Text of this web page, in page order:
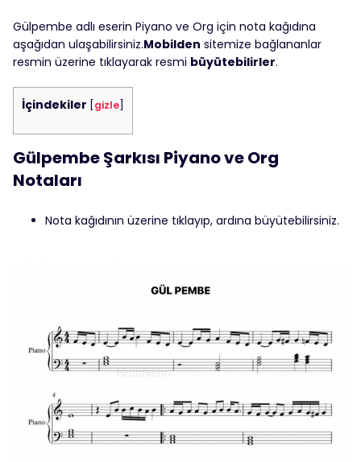
Gülpembe adlı eserin Piyano ve Org için nota kağıdına
aşağıdan ulaşabilirsiniz.Mobilden sitemize bağlananlar
resmin üzerine tıklayarak resmi büyütebilirler.
İçindekiler gizle
Gülpembe Şarkısı Piyano ve Org
Notaları
Nota kağıdının üzerine tıklayıp, ardına büyütebilirsiniz.